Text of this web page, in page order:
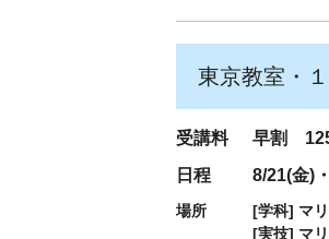
東京教室・
受講料
早割
日程
8/21(金)
場所 [学科] マ
[実技] マ